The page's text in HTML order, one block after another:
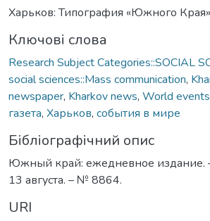
Харьков: Типография «Южного Края»
Ключові слова
Research Subject Categories::SOCIAL
social sciences::Mass communication,
newspaper, Kharkov news, World events
газета, Харьков, события в мире
Бібліографічний опис
Южный край: ежедневное издание.
13 августа. – № 8864.
URI